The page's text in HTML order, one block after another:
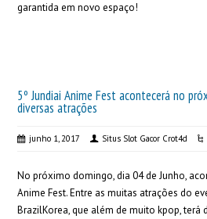
garantida em novo espaço!
5º Jundiai Anime Fest acontecerá no
diversas atrações
junho 1, 2017 Situs Slot Gacor Crot4d
No próximo domingo, dia 04 de Junho,
Anime Fest. Entre as muitas atrações do
BrazilKorea, que além de muito kpop, terá